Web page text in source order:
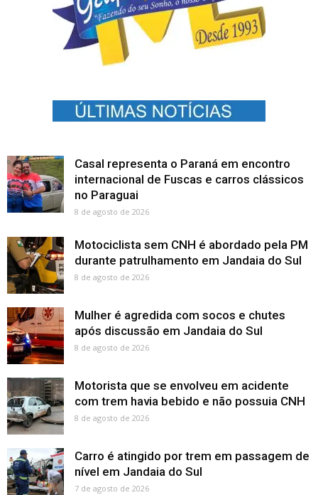
Casal representa o Paraná em encontro
internacional de Fuscas e carros clássicos
no Paraguai
8 de agosto de 2026
Motociclista sem CNH é abordado pela PM
durante patrulhamento em Jandaia do Sul
8 de agosto de 2026
Mulher é agredida com socos e chutes
após discussão em Jandaia do Sul
8 de agosto de 2026
Motorista que se envolveu em acidente
com trem havia bebido e não possuia CNH
8 de agosto de 2026
Carro é atingido por trem em passagem de
nível em Jandaia do Sul
7 de agosto de 2026